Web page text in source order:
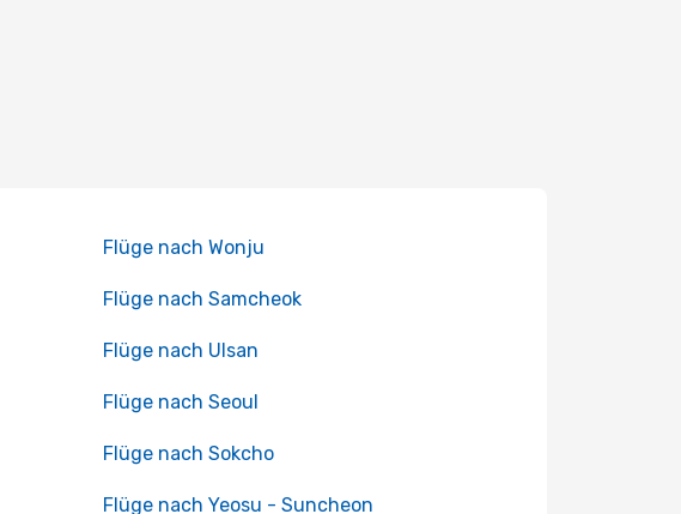
Flüge nach Wonju
Flüge nach Samcheok
Flüge nach Ulsan
Flüge nach Seoul
Flüge nach Sokcho
Flüge nach Yeosu - Suncheon